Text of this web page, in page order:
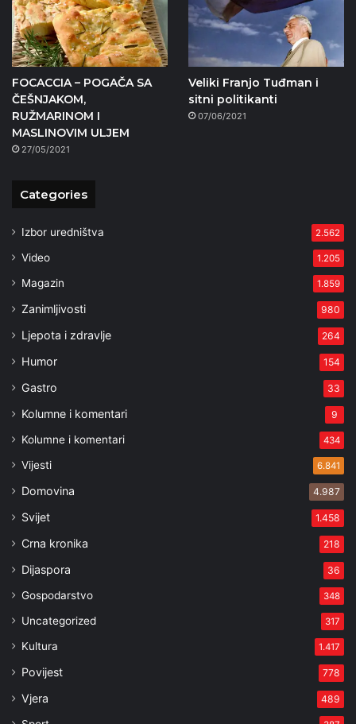
FOCACCIA – POGAČA SA
ČEŠNJAKOM,
RUŽMARINOM I
MASLINOVIM ULJEM
27/05/2021
Veliki Franjo Tuđman i
sitni politikanti
07/06/2021
Categories
Izbor uredništva 2.562
Video 1.205
Magazin 1.859
Zanimljivosti 980
Ljepota i zdravlje 264
Humor 154
Gastro 33
Kolumne i komentari 9
Kolumne i komentari 434
Vijesti 6.841
Domovina 4.987
Svijet 1.458
Crna kronika 218
Dijaspora 36
Gospodarstvo 348
Uncategorized 317
Kultura 1.417
Povijest 778
Vjera 489